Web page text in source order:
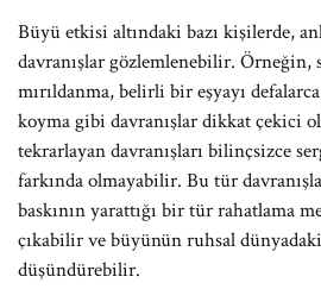
Büyü etkisi altındaki bazı kişilerde,
davranışlar gözlemlenebilir. Örneğin,
mırıldanma, belirli bir eşyayı
koyma gibi davranışlar dikkat çekici
tekrarlayan davranışları bilinçsizce
farkında olmayabilir. Bu tür
baskının yarattığı bir tür rahatlama
çıkabilir ve büyünün ruhsal
düşündürebilir.